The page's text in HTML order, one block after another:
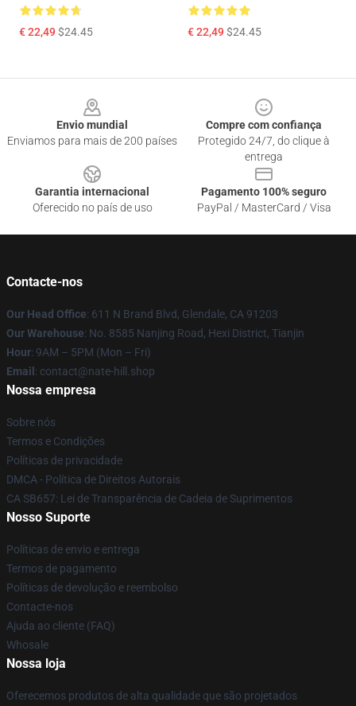
€ 22,49$24.45 € 22,49$24.45
Envio mundial
Enviamos para mais de 200 países
Compre com confiança
Protegido 24/7, do clique à
entrega
Garantia internacional
Oferecido no país de uso
Pagamento 100% seguro
PayPal / MasterCard / Visa
Contacte-nos
Our Head Office: 611 N Brand Blvd, Glendale, CA 91203
Our Warehouse: No. 8585 Nanjing Road, Hexi District, Tianjin
Hour: 9AM – 5PM (Mon – Fri)
Email : contact@nate-hill.shop
Nossa empresa
Sobre nós
Termos e Condições
Políticas de privacidade
DMCA - Política de Direitos Autorais
CA SB657: Lei de Transparência de Cadeia de Suprimentos
Nosso Suporte
Políticas de envio e entrega
Termos de pagamento
Políticas de devolução e reembolso
Contacte-nos
Ajuda ao cliente (FAQ)
Whosale
Nossa loja
Oferecemos produtos de alta qualidade que são projetados